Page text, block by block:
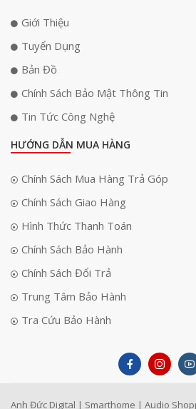
Giới Thiệu
Tuyển Dụng
Bản Đồ
Chính Sách Bảo Mật Thông Tin
Tin Tức Công Nghệ
HƯỚNG DẪN MUA HÀNG
Chính Sách Mua Hàng Trả Góp
Chính Sách Giao Hàng
Hình Thức Thanh Toán
Chính Sách Bảo Hành
Chính Sách Đổi Trả
Trung Tâm Bảo Hành
Tra Cứu Bảo Hành
Anh Đức Digital | Smarthome | Audio